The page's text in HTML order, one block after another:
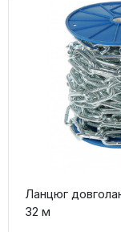
Ланцюг
32 м